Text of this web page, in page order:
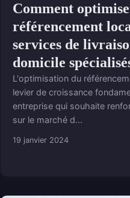
Comment
référencement
services de
domicile
L'optimisation du
levier de croissance
entreprise qui souhaite
sur le marché d...
19 janvier 2024